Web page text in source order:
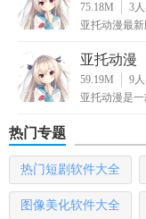
1. 高清画质：提供流
2. 热门榜单：每日
流行趋势。
本、中国等）分类浏
4. 收藏与分享：用
平台分享给好友。
75.18M 3
亚托动漫最
亚托动漫
59.19M 9
亚托动漫是
热门专题
热门短剧软件大全
图像美化软件大全